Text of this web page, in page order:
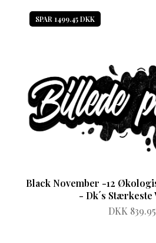
SPAR 1499.45 DKK
Black November -12
- Dk´s Stærkeste
DKK 839.95